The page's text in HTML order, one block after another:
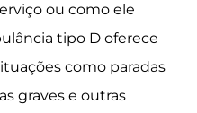
ou como ele
tipo D oferece
como paradas
graves e outras